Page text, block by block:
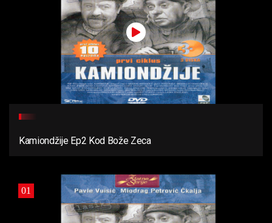
Kamiondžije Ep2 Kod Bože Zeca
01